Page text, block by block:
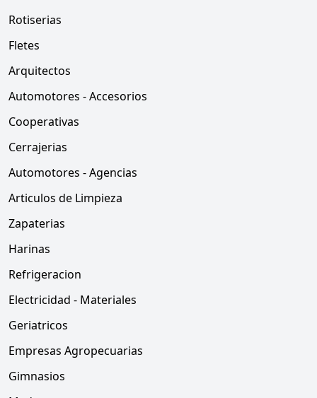
Rotiserias
Fletes
Arquitectos
Automotores - Accesorios
Cooperativas
Cerrajerias
Automotores - Agencias
Articulos de Limpieza
Zapaterias
Harinas
Refrigeracion
Electricidad - Materiales
Geriatricos
Empresas Agropecuarias
Gimnasios